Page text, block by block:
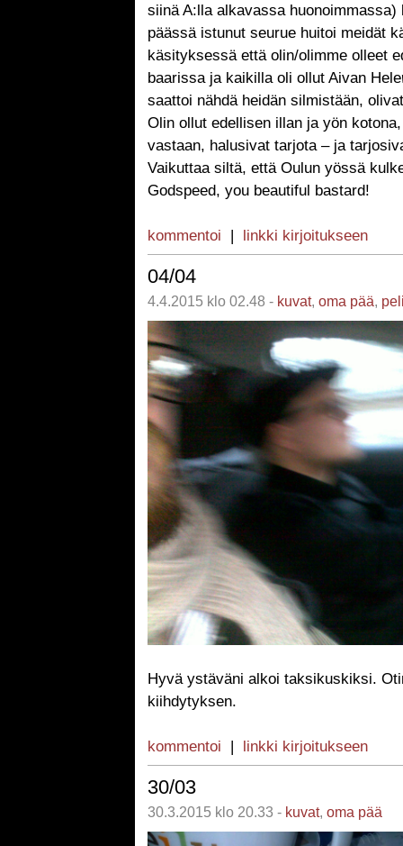
siinä A:lla alkavassa huonoimmassa)
päässä istunut seurue huitoi meidät
käsityksessä että olin/olimme olleet
baarissa ja kaikilla oli ollut Aivan Hele
saattoi nähdä heidän silmistään,
Olin ollut edellisen illan ja yön
vastaan, halusivat tarjota – ja
Vaikuttaa siltä, että Oulun yössä
Godspeed, you beautiful bastard!
kommentoi | linkki kirjoitukseen
04/04
4.4.2015 klo 02.48 - kuvat, oma pää,
Hyvä ystäväni alkoi taksikuskiksi.
kiihdytyksen.
kommentoi | linkki kirjoitukseen
30/03
30.3.2015 klo 20.33 - kuvat, oma pää